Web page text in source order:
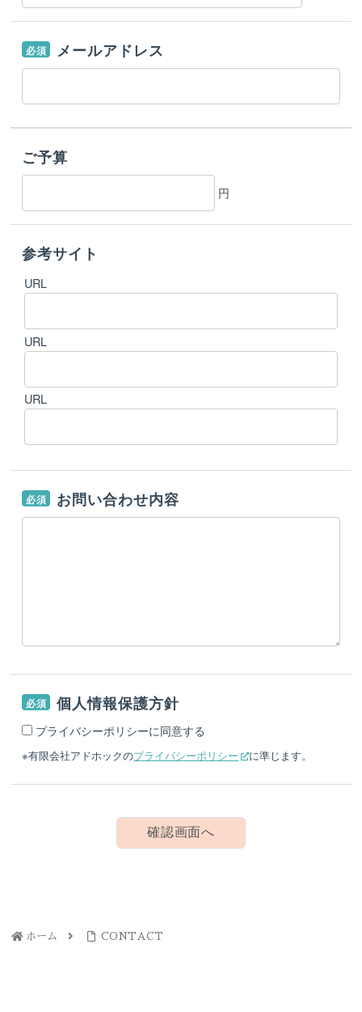
必須 メールアドレス
ご予算
円
参考サイト
URL
URL
URL
必須 お問い合わせ内容
必須 個人情報保護方針
プライバシーポリシーに同意する
※有限会社アドホックのプライバシーポリシー に準じます。
ホーム CONTACT